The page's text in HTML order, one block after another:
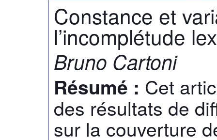
Constance et
l’incomplétude
Bruno Cartoni
Résumé : Cet
des résultats de
sur la couverture